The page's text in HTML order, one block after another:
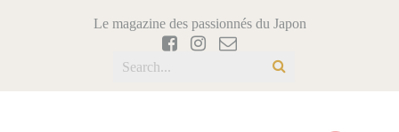
Le magazine des passionnés du Japon